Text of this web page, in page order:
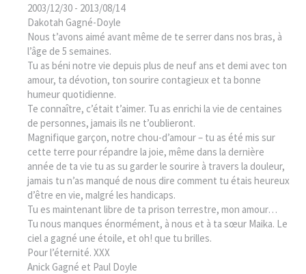
2003/12/30 - 2013/08/14
Dakotah Gagné-Doyle
Nous t’avons aimé avant même de te serrer dans nos bras, à
l’âge de 5 semaines.
Tu as béni notre vie depuis plus de neuf ans et demi avec ton
amour, ta dévotion, ton sourire contagieux et ta bonne
humeur quotidienne.
Te connaître, c’était t’aimer. Tu as enrichi la vie de centaines
de personnes, jamais ils ne t’oublieront.
Magnifique garçon, notre chou-d’amour – tu as été mis sur
cette terre pour répandre la joie, même dans la dernière
année de ta vie tu as su garder le sourire à travers la douleur,
jamais tu n’as manqué de nous dire comment tu étais heureux
d’être en vie, malgré les handicaps.
Tu es maintenant libre de ta prison terrestre, mon amour…
Tu nous manques énormément, à nous et à ta sœur Maika. Le
ciel a gagné une étoile, et oh! que tu brilles.
Pour l’éternité. XXX
Anick Gagné et Paul Doyle